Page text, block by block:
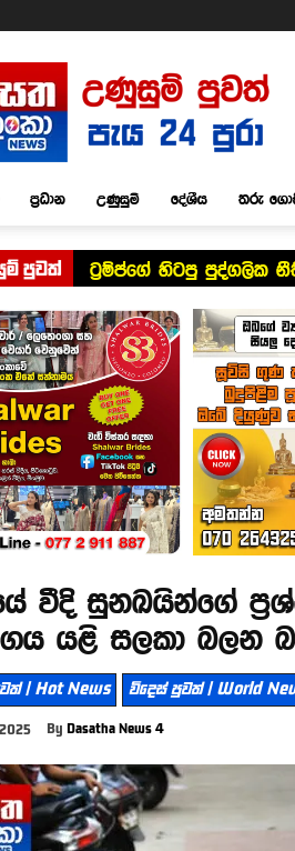
Dasatha
Lanka
News
ප්‍රධාන උණුසුම් දේශීය තරු
පුවත් ට්‍රම්ප්ගේ හිටපු පුද්ගලික
වීදි සුනඛයින්ගේ
යළි සලකා බලන
| Hot News විදෙස් පුවත් | World
By Dasatha News 4